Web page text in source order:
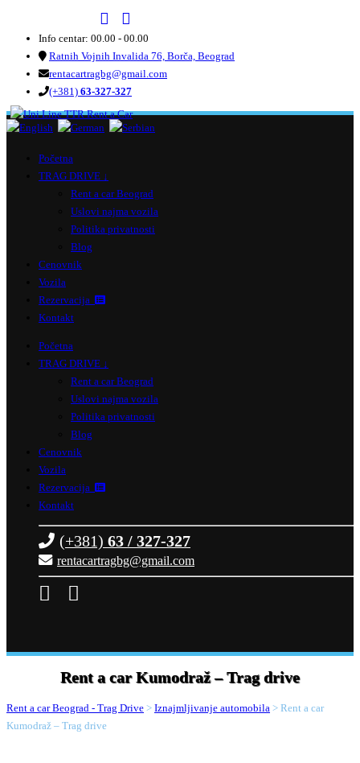
Info centar: 00.00 - 00.00
Ratnih Vojnih Invalida 76, Borča, Beograd
rentacartragbg@gmail.com
(+381) 63-327-327
Početna
TRAG DRIVE ↓
Rent a car Beograd
Uslovi najma vozila
Politika privatnosti
Blog
Cenovnik
Vozila
Rezervacija
Kontakt
Početna
TRAG DRIVE ↓
Rent a car Beograd
Uslovi najma vozila
Politika privatnosti
Blog
Cenovnik
Vozila
Rezervacija
Kontakt
(+381) 63 / 327-327
rentacartragbg@gmail.com
Rent a car Kumodraž – Trag drive
Rent a car Beograd - Trag Drive > Iznajmljivanje automobila > Rent a car
Kumodraž – Trag drive